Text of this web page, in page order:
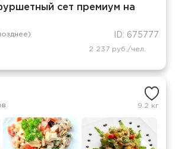
сет премиум на
ID: 675777
2 237 руб./чел.
9.2 кг